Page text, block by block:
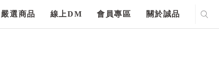
嚴選商品 線上DM 會員專區 關於誠品